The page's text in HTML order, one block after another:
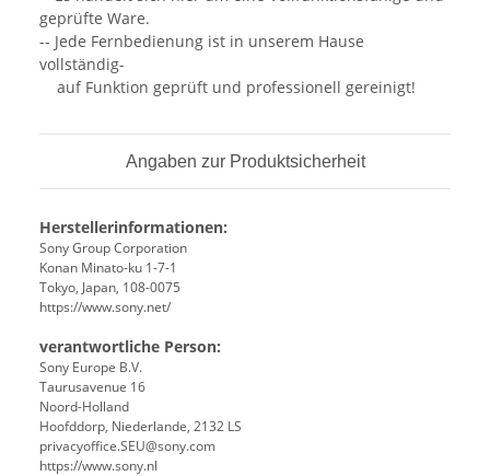
geprüfte Ware.
-- Jede Fernbedienung ist in unserem Hause
vollständig-
auf Funktion geprüft und professionell gereinigt!
Angaben zur Produktsicherheit
Herstellerinformationen:
Sony Group Corporation
Konan Minato-ku 1-7-1
Tokyo, Japan, 108-0075
https://www.sony.net/
verantwortliche Person:
Sony Europe B.V.
Taurusavenue 16
Noord-Holland
Hoofddorp, Niederlande, 2132 LS
privacyoffice.SEU@sony.com
https://www.sony.nl